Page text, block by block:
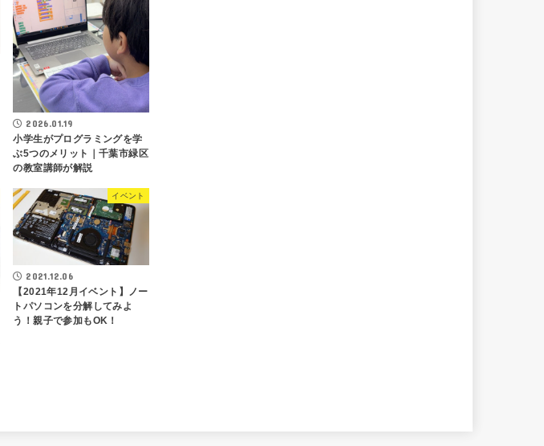
2026.01.19
小学生がプログラミングを学
ぶ5つのメリット｜千葉市緑区
の教室講師が解説
イベント
2021.12.06
【2021年12月イベント】ノー
トパソコンを分解してみよ
う！親子で参加もOK！